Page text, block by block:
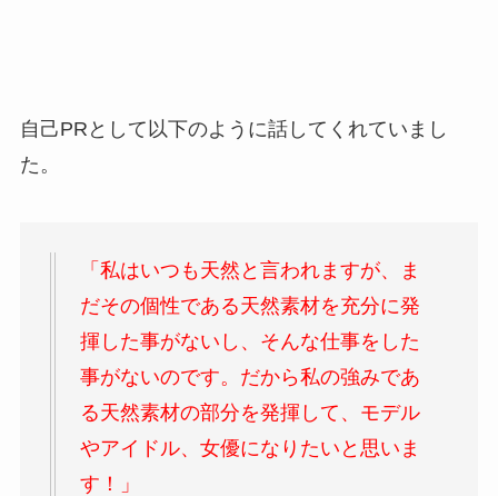
自己PRとして以下のように話してくれていまし
た。
「私はいつも天然と言われますが、ま
だその個性である天然素材を充分に発
揮した事がないし、そんな仕事をした
事がないのです。だから私の強みであ
る天然素材の部分を発揮して、モデル
やアイドル、女優になりたいと思いま
す！」